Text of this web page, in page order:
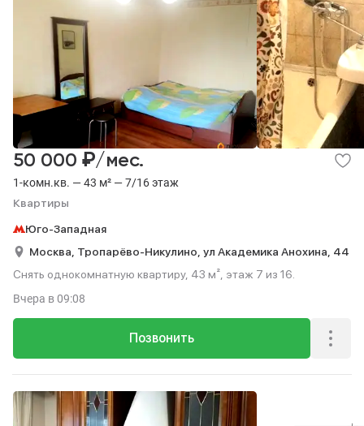
1-комн.кв. — 43 м² — 7/16 этаж
Квартиры
50 000 ₽/мес.
Юго-Западная
Москва, Тропарёво-Никулино, ул Академика Анохина, 44
Снять однокомнатную квартиру, 43 м², этаж 7 из 16.
Позвонить
Вчера в 09:08